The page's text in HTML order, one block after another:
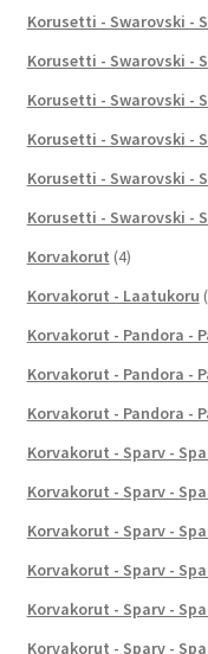
Korusetti - Swarovski -
Korusetti - Swarovski -
Korusetti - Swarovski -
Korusetti - Swarovski -
Korusetti - Swarovski -
Korusetti - Swarovski -
Korvakorut (4)
Korvakorut - Laatukoru
Korvakorut - Pandora -
Korvakorut - Pandora -
Korvakorut - Pandora -
Korvakorut - Sparv -
Korvakorut - Sparv -
Korvakorut - Sparv -
Korvakorut - Sparv -
Korvakorut - Sparv -
Korvakorut - Sparv -